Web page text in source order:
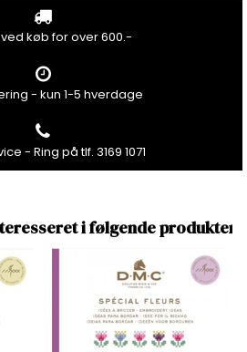
køb for over 600.-
- kun 1-5 hverdage
- Ring på tlf. 3169 1071
i følgende produkter